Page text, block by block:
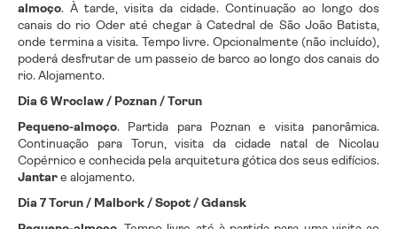
almoço. À tarde, visita da cidade. Continuação ao longo dos
canais do rio Oder até chegar à Catedral de São João Batista,
onde termina a visita. Tempo livre. Opcionalmente (não incluído),
poderá desfrutar de um passeio de barco ao longo dos canais do
rio. Alojamento.
Dia 6 Wroclaw / Poznan / Torun
Pequeno-almoço. Partida para Poznan e visita panorâmica.
Continuação para Torun, visita da cidade natal de Nicolau
Copérnico e conhecida pela arquitetura gótica dos seus edifícios.
Jantare alojamento.
Dia 7 Torun / Malbork / Sopot / Gdansk